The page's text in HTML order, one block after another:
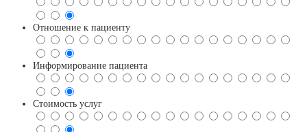
Отношение к пациенту
Информирование пациента
Стоимость услуг